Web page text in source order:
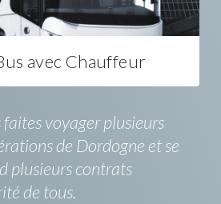
avec Chauffeur
voyager plusieurs
de Dordogne et se
plusieurs contrats
de tous.